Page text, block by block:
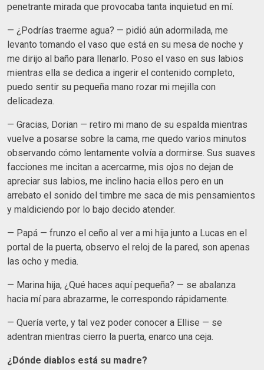
penetrante mirada que provocaba tanta inquietud en mí.
— ¿Podrías traerme agua? — pidió aún adormilada, me
levanto tomando el vaso que está en su mesa de noche y
me dirijo al baño para llenarlo. Poso el vaso en sus labios
mientras ella se dedica a ingerir el contenido completo,
puedo sentir su pequeña mano rozar mi mejilla con
delicadeza.
— Gracias, Dorian — retiro mi mano de su espalda mientras
vuelve a posarse sobre la cama, me quedo varios minutos
observando cómo lentamente volvía a dormirse. Sus suaves
facciones me incitan a acercarme, mis ojos no dejan de
apreciar sus labios, me inclino hacia ellos pero en un
arrebato el sonido del timbre me saca de mis pensamientos
y maldiciendo por lo bajo decido atender.
— Papá — frunzo el ceño al ver a mi hija junto a Lucas en el
portal de la puerta, observo el reloj de la pared, son apenas
las ocho y media.
— Marina hija, ¿Qué haces aquí pequeña? — se abalanza
hacia mí para abrazarme, le correspondo rápidamente.
— Quería verte, y tal vez poder conocer a Ellise — se
adentran mientras cierro la puerta, enarco una ceja.
¿Dónde diablos está su madre?